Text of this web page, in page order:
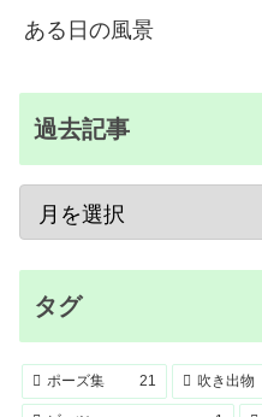
ある日の風景
過去記事
タグ
ポーズ集 21 吹き出物